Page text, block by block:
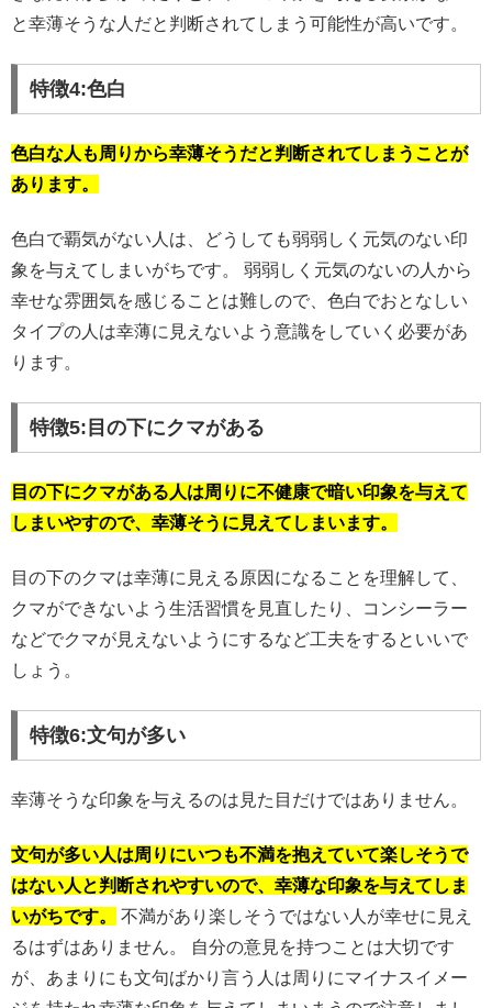
と幸薄そうな人だと判断されてしまう可能性が高いです。
特徴4:色白
色白な人も周りから幸薄そうだと判断されてしまうことが
あります。
色白で覇気がない人は、どうしても弱弱しく元気のない印
象を与えてしまいがちです。 弱弱しく元気のないの人から
幸せな雰囲気を感じることは難しので、色白でおとなしい
タイプの人は幸薄に見えないよう意識をしていく必要があ
ります。
特徴5:目の下にクマがある
目の下にクマがある人は周りに不健康で暗い印象を与えて
しまいやすので、幸薄そうに見えてしまいます。
目の下のクマは幸薄に見える原因になることを理解して、
クマができないよう生活習慣を見直したり、コンシーラー
などでクマが見えないようにするなど工夫をするといいで
しょう。
特徴6:文句が多い
幸薄そうな印象を与えるのは見た目だけではありません。
文句が多い人は周りにいつも不満を抱えていて楽しそうで
はない人と判断されやすいので、幸薄な印象を与えてしま
いがちです。
不満があり楽しそうではない人が幸せに見え
るはずはありません。 自分の意見を持つことは大切です
が、あまりにも文句ばかり言う人は周りにマイナスイメー